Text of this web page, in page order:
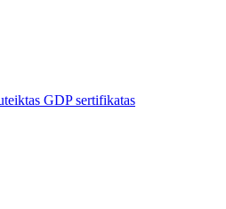
GDP sertifikatas